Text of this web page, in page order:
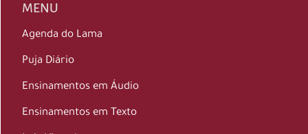
MENU
Agenda do Lama
Puja Diário
Ensinamentos em Áudio
Ensinamentos em Texto